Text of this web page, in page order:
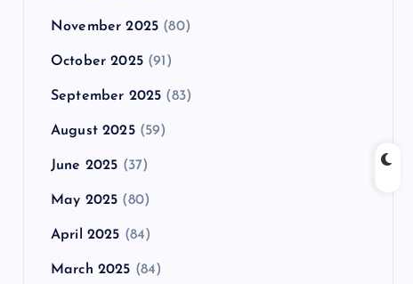
November 2025 (80)
October 2025(91)
September 2025 (83)
August 2025(59)
June 2025 (37)
May 2025 (80)
April 2025 (84)
March 2025 (84)